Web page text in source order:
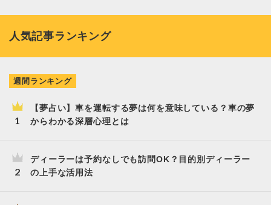
人気記事ランキング
週間ランキング
【夢占い】車を運転する夢は何を意味している？車の夢
からわかる深層心理とは
ディーラーは予約なしでも訪問OK？目的別ディーラー
の上手な活用法